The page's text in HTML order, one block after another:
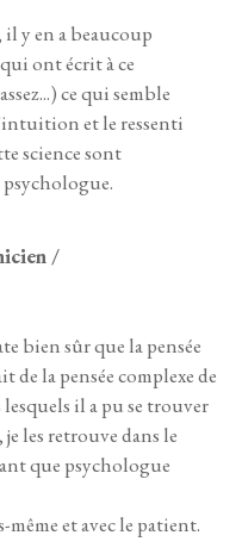
y en a beaucoup
ont écrit à ce
ce qui semble
et le ressenti
science sont
/
bien sûr que la pensée
de la pensée complexe de
lesquels il a pu se trouver
les retrouve dans le
que psychologue
et avec le patient.